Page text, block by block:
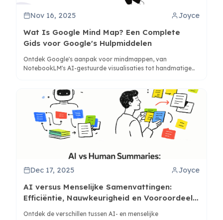
Nov 16, 2025 Joyce
Wat Is Google Mind Map? Een Complete
Gids voor Google's Hulpmiddelen
Ontdek Google's aanpak voor mindmappen, van
NotebookLM's AI-gestuurde visualisaties tot handmatige
Dec 17, 2025 Joyce
AI versus Menselijke Samenvattingen:
Efficiëntie, Nauwkeurigheid en Vooroordeel
Vergeleken
Ontdek de verschillen tussen AI- en menselijke